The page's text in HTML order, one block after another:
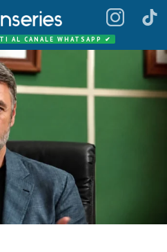
AL CANALE WHATSAPP ✔